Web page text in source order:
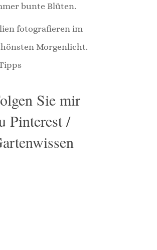
bunte Blüten.
fotografieren im
Morgenlicht.
Sie mir
Pinterest /